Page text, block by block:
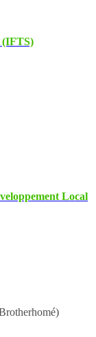
(IFTS)
Local